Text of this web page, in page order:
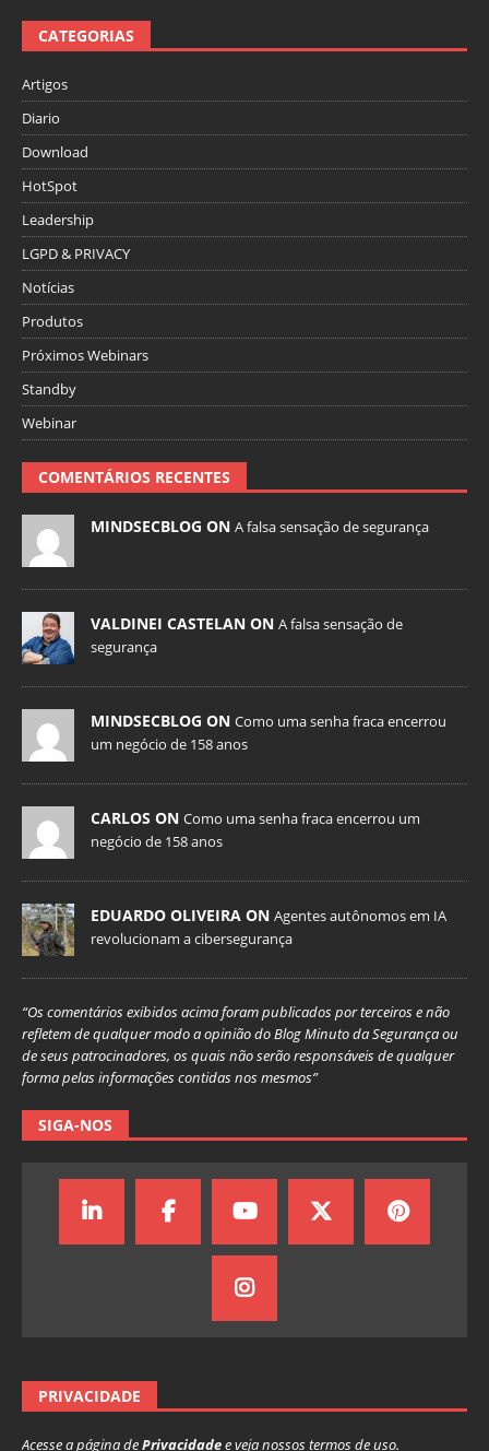
CATEGORIAS
Artigos
Diario
Download
HotSpot
Leadership
LGPD & PRIVACY
Notícias
Produtos
Próximos Webinars
Standby
Webinar
COMENTÁRIOS RECENTES
MINDSECBLOG ON A falsa sensação de segurança
VALDINEI CASTELAN ON A falsa sensação de
segurança
MINDSECBLOG ON Como uma senha fraca encerrou
um negócio de 158 anos
CARLOS ON Como uma senha fraca encerrou um
negócio de 158 anos
EDUARDO OLIVEIRA ON Agentes autônomos em IA
revolucionam a cibersegurança
“Os comentários exibidos acima foram publicados por terceiros e não
refletem de qualquer modo a opinião do Blog Minuto da Segurança ou
de seus patrocinadores, os quais não serão responsáveis de qualquer
forma pelas informações contidas nos mesmos”
SIGA-NOS
PRIVACIDADE
Acesse a página dePrivacidadee veja nossos termos de uso.